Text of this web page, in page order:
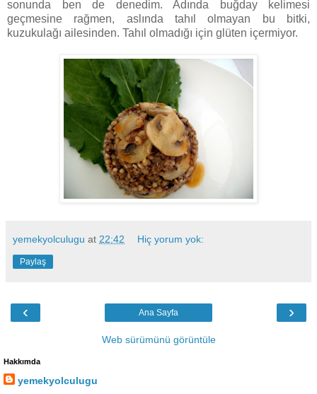
sonunda ben de denedim. Adında buğday kelimesi
geçmesine rağmen, aslında tahıl olmayan bu bitki,
kuzukulağı ailesinden. Tahıl olmadığı için glüten içermiyor.
yemekyolculugu at 22:42 Hiç yorum yok:
Paylaş
‹ ›
Ana Sayfa
Web sürümünü görüntüle
Hakkımda
yemekyolculugu